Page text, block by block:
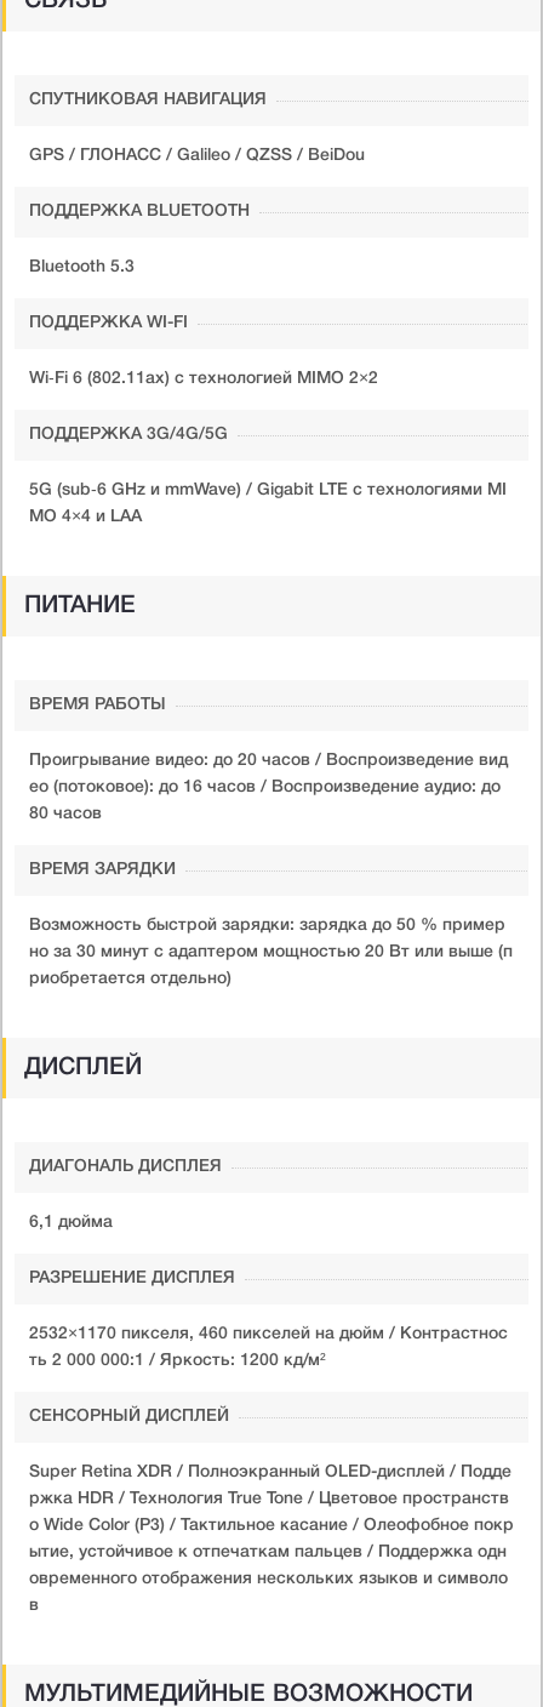
СПУТНИКОВАЯ НАВИГАЦИЯ
GPS / ГЛОНАСС / Galileo / QZSS / BeiDou
ПОДДЕРЖКА BLUETOOTH
Bluetooth 5.3
ПОДДЕРЖКА WI-FI
Wi‑Fi 6 (802.11ax) с технологией MIMO 2×2
ПОДДЕРЖКА 3G/4G/5G
5G (sub‑6 GHz и mmWave) / Gigabit LTE с технологиями MI
MO 4×4 и LAA
ПИТАНИЕ
ВРЕМЯ РАБОТЫ
Проигрывание видео: до 20 часов / Воспроизведение вид
ео (потоковое): до 16 часов / Воспроизведение аудио: до
80 часов
ВРЕМЯ ЗАРЯДКИ
Возможность быстрой зарядки: зарядка до 50 % пример
но за 30 минут с адаптером мощностью 20 Вт или выше (п
риобретается отдельно)
ДИСПЛЕЙ
ДИАГОНАЛЬ ДИСПЛЕЯ
6,1 дюйма
РАЗРЕШЕНИЕ ДИСПЛЕЯ
2532×1170 пикселя, 460 пикселей на дюйм / Контрастнос
ть 2 000 000:1 / Яркость: 1200 кд/м²
СЕНСОРНЫЙ ДИСПЛЕЙ
Super Retina XDR / Полноэкранный OLED-дисплей / Подде
ржка HDR / Технология True Tone / Цветовое пространств
о Wide Color (P3) / Тактильное касание / Олеофобное покр
ытие, устойчивое к отпечаткам пальцев / Поддержка одн
овременного отображения нескольких языков и символо
в
МУЛЬТИМЕДИЙНЫЕ ВОЗМОЖНОСТИ